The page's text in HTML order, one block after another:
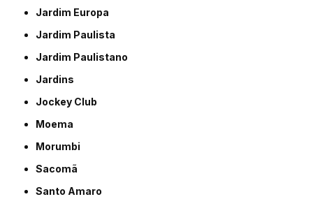
Jardim Europa
Jardim Paulista
Jardim Paulistano
Jardins
Jockey Club
Moema
Morumbi
Sacomã
Santo Amaro